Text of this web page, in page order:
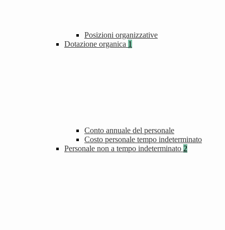
Posizioni organizzative
Dotazione organica 1
Conto annuale del personale
Costo personale tempo indeterminato
Personale non a tempo indeterminato 2